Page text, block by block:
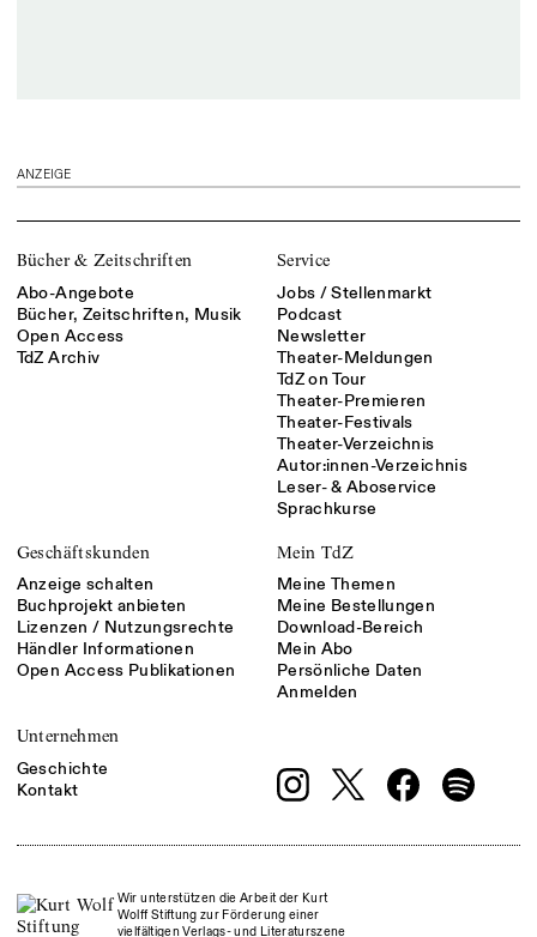
ANZEIGE
Bücher & Zeitschriften
Abo-Angebote
Bücher, Zeitschriften, Musik
Open Access
TdZ Archiv
Service
Jobs / Stellenmarkt
Podcast
Newsletter
Theater-Meldungen
TdZ on Tour
Theater-Premieren
Theater-Festivals
Theater-Verzeichnis
Autor:innen-Verzeichnis
Leser- & Aboservice
Sprachkurse
Geschäftskunden
Anzeige schalten
Buchprojekt anbieten
Lizenzen / Nutzungsrechte
Händler Informationen
Open Access Publikationen
Mein TdZ
Meine Themen
Meine Bestellungen
Download-Bereich
Mein Abo
Persönliche Daten
Anmelden
Unternehmen
Geschichte
Kontakt
Wir unterstützen die Arbeit der Kurt
Wolff Stiftung zur Förderung einer
vielfältigen Verlags- und Literaturszene